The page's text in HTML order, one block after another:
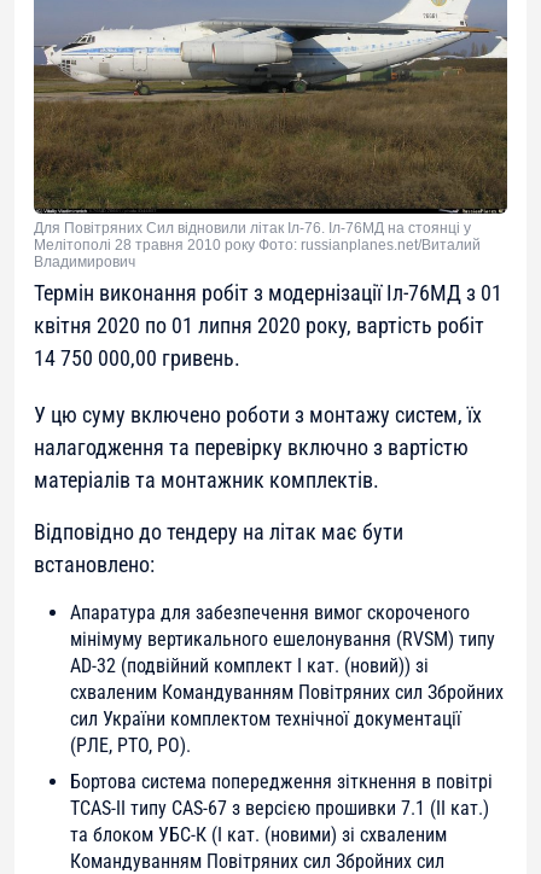
Для Повітряних Сил відновили літак Іл-76. Іл-76МД на стоянці у
Мелітополі 28 травня 2010 року Фото: russianplanes.net/Виталий
Владимирович
Термін виконання робіт з модернізації Іл-76МД з 01
квітня 2020 по 01 липня 2020 року, вартість робіт
14 750 000,00 гривень.
У цю суму включено роботи з монтажу систем, їх
налагодження та перевірку включно з вартістю
матеріалів та монтажник комплектів.
Відповідно до тендеру на літак має бути
встановлено:
Апаратура для забезпечення вимог скороченого
мінімуму вертикального ешелонування (RVSM) типу
AD-32 (подвійний комплект I кат. (новий)) зі
схваленим Командуванням Повітряних сил Збройних
сил України комплектом технічної документації
(РЛЕ, РТО, РО).
Бортова система попередження зіткнення в повітрі
TCAS-II типу САS-67 з версією прошивки 7.1 (ІІ кат.)
та блоком УБС-К (І кат. (новими) зі схваленим
Командуванням Повітряних сил Збройних сил